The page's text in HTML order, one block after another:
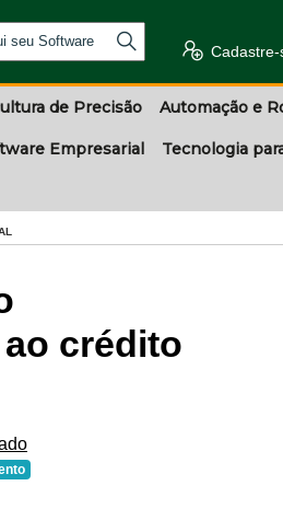
seu Software
Cadastre-
de Precisão Automação e
Empresarial Tecnologia
crédito